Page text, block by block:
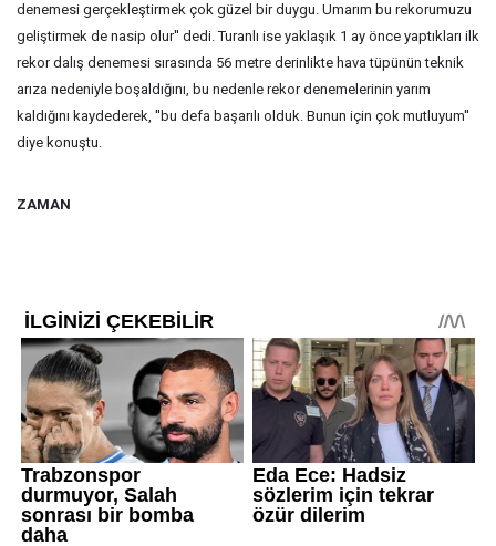
denemesi gerçekleştirmek çok güzel bir duygu. Umarım bu rekorumuzu
geliştirmek de nasip olur'' dedi. Turanlı ise yaklaşık 1 ay önce yaptıkları ilk
rekor dalış denemesi sırasında 56 metre derinlikte hava tüpünün teknik
arıza nedeniyle boşaldığını, bu nedenle rekor denemelerinin yarım
kaldığını kaydederek, ''bu defa başarılı olduk. Bunun için çok mutluyum''
diye konuştu.
ZAMAN